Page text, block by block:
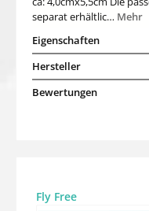
separat erhältlic… Mehr
Eigenschaften
Hersteller
Bewertungen
Produktgalerie
Fly Free